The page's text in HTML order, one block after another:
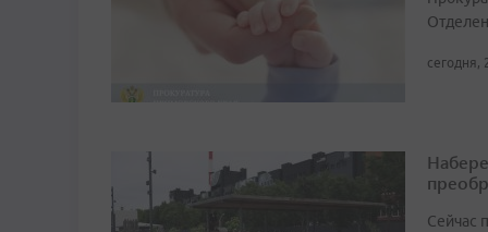
сегодня,
Сейчас